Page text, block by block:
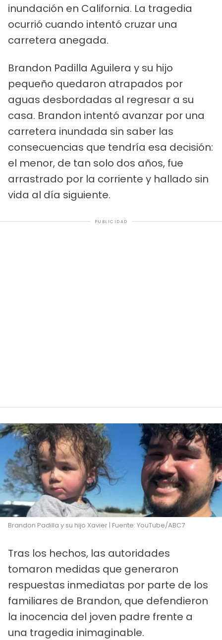
inundación en California. La tragedia
ocurrió cuando intentó cruzar una
carretera anegada.
Brandon Padilla Aguilera y su hijo
pequeño quedaron atrapados por
aguas desbordadas al regresar a su
casa. Brandon intentó avanzar por una
carretera inundada sin saber las
consecuencias que tendría esa decisión:
el menor, de tan solo dos años, fue
arrastrado por la corriente y hallado sin
vida al día siguiente.
PUBLICIDAD
Brandon Padilla y su hijo Xavier | Fuente: YouTube/ABC7
Tras los hechos, las autoridades
tomaron medidas que generaron
respuestas inmediatas por parte de los
familiares de Brandon, que defendieron
la inocencia del joven padre frente a
una tragedia inimaginable.